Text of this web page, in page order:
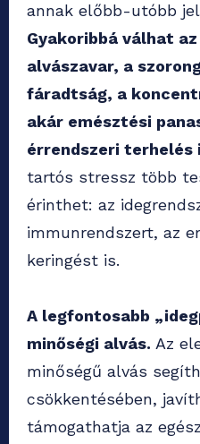
annak előbb-utóbb
Gyakoribbá válhat
alvászavar, a
fáradtság, a
akár emésztési
érrendszeri terhelés
tartós stressz több
érinthet: az
immunrendszert, az
keringést is.
A legfontosabb
minőségi alvás. Az
minőségű alvás
csökkentésében,
támogathatja az